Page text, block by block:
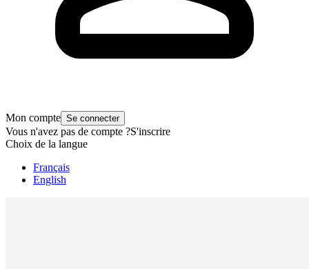
Mon compte Se connecter
Vous n'avez pas de compte ?S'inscrire
Choix de la langue
Français
English